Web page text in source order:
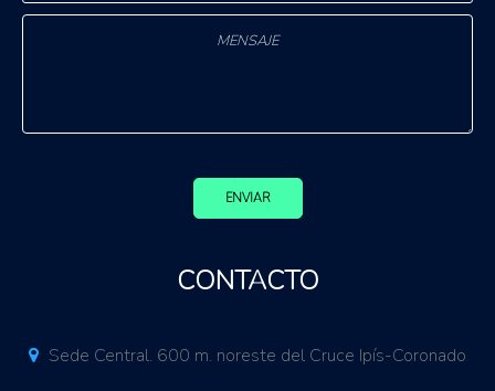
ENVIAR
CONTACTO
Sede Central. 600 m. noreste del Cruce Ipís-Coronado